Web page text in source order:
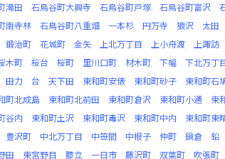
滝田 石鳥谷町大興寺 石鳥谷町戸塚 石鳥谷町富沢
南寺林 石鳥谷町八重畑 一本杉 円万寺 狼沢 太田
鍛治町 花城町 金矢 上北万丁目 上小舟渡 上諏訪
木町 桜台 桜町 里川口町 材木町 下幅 下北万丁
田力 台 天下田 東和町安俵 東和町砂子 東和町石
町北成島 東和町北前田 東和町倉沢 東和町小通
東
谷内 東和町土沢 東和町毒沢 東和町中内 東和町東
豊沢町 中北万丁目 中笹間 中根子 仲町 鍋倉 鉛
田 東宮野目 膝立 一日市 藤沢町 双葉町 吹張町